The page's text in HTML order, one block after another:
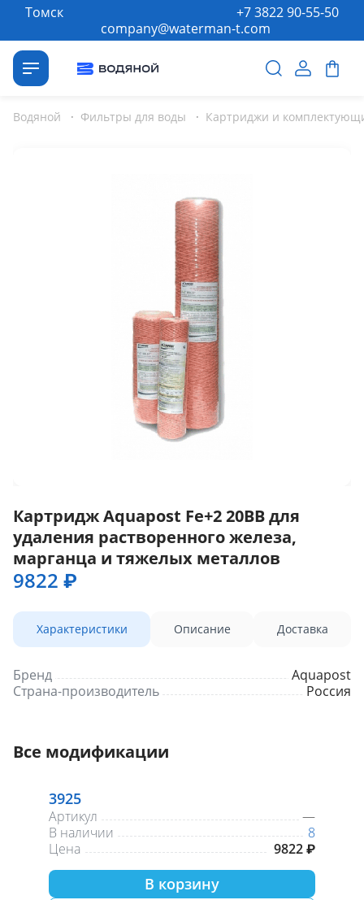
Томск
company@waterman-t.com
+7 3822 90-55-50
Водяной · Фильтры для воды · Картриджи и
Картридж Aquapost Fe+2 20BB для
удаления растворенного железа,
марганца и тяжелых металлов
9822 ₽
Характеристики Описание Доставка
Бренд
Aquapost
Страна-производитель
Россия
Все модификации
3925
Артикул
—
В наличии
8
Цена
9822 ₽
В корзину